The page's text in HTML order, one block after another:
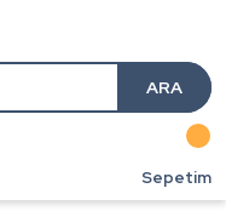
ARA
Sepetim